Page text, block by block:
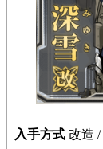
入手方式 改造 /